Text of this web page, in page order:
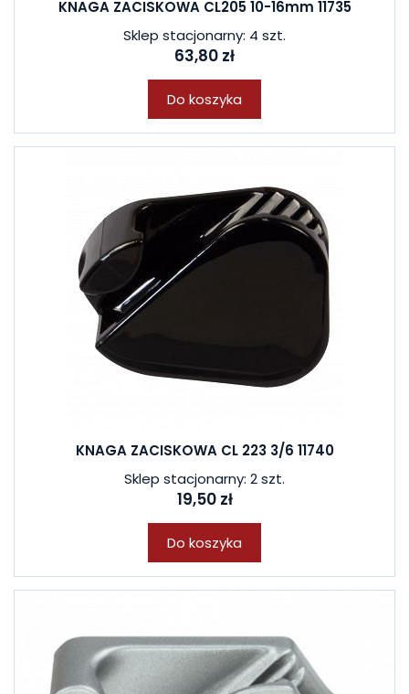
KNAGA ZACISKOWA CL205 10-16mm 11735
Sklep stacjonarny: 4 szt.
63,80 zł
Do koszyka
KNAGA ZACISKOWA CL 223 3/6 11740
Sklep stacjonarny: 2 szt.
19,50 zł
Do koszyka